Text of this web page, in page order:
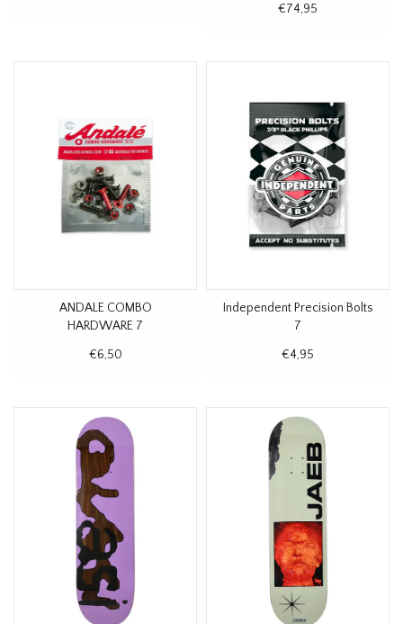
€74,95
ANDALE COMBO
HARDWARE 7
€6,50
Independent Precision Bolts
7
€4,95